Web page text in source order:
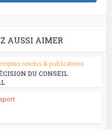
AUSSI AIMER
rendus & publications
DU CONSEIL
sport